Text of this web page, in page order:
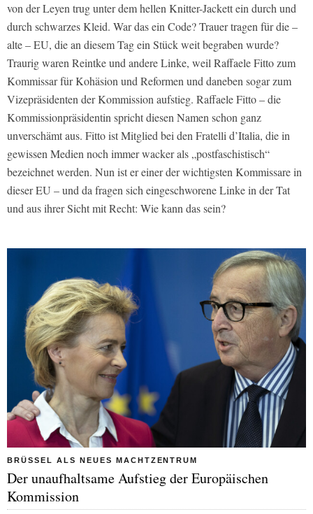
von der Leyen trug unter dem hellen Knitter-Jackett ein durch und
durch schwarzes Kleid. War das ein Code? Trauer tragen für die –
alte – EU, die an diesem Tag ein Stück weit begraben wurde?
Traurig waren Reintke und andere Linke, weil Raffaele Fitto zum
Kommissar für Kohäsion und Reformen und daneben sogar zum
Vizepräsidenten der Kommission aufstieg. Raffaele Fitto – die
Kommissionpräsidentin spricht diesen Namen schon ganz
unverschämt aus. Fitto ist Mitglied bei den Fratelli d’Italia, die in
gewissen Medien noch immer wacker als „postfaschistisch“
bezeichnet werden. Nun ist er einer der wichtigsten Kommissare in
dieser EU – und da fragen sich eingeschworene Linke in der Tat
und aus ihrer Sicht mit Recht: Wie kann das sein?
BRÜSSEL ALS NEUES MACHTZENTRUM
Der unaufhaltsame Aufstieg der Europäischen
Kommission